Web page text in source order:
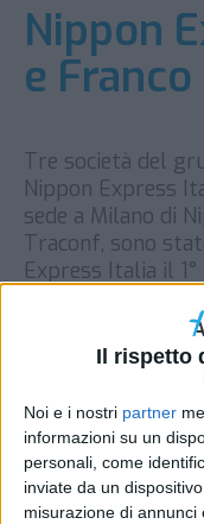
Il rispetto
Noi e i nostri partner
informazioni su un
personali, come
inviate da un
misurazione di
Nippon
e
Tre società del
Nippon Express
sede a Milano di
Traconf, sono
Express Italia il
primaria azienda
soprattutto di
REDAZIONE AIR